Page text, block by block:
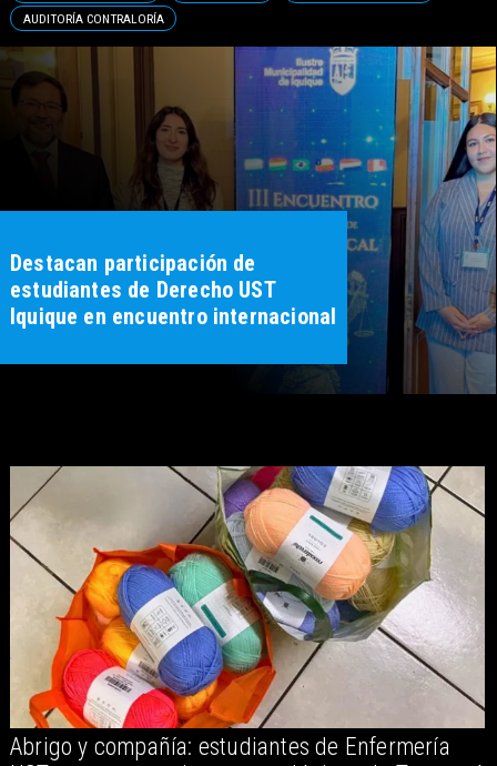
AUDITORÍA CONTRALORÍA
AII y CORFO ejecutan quinto
módulo de StartClima:
“Emprendimiento Sostenible y los
ODS”
Abrigo y compañía: estudiantes de Enfermería